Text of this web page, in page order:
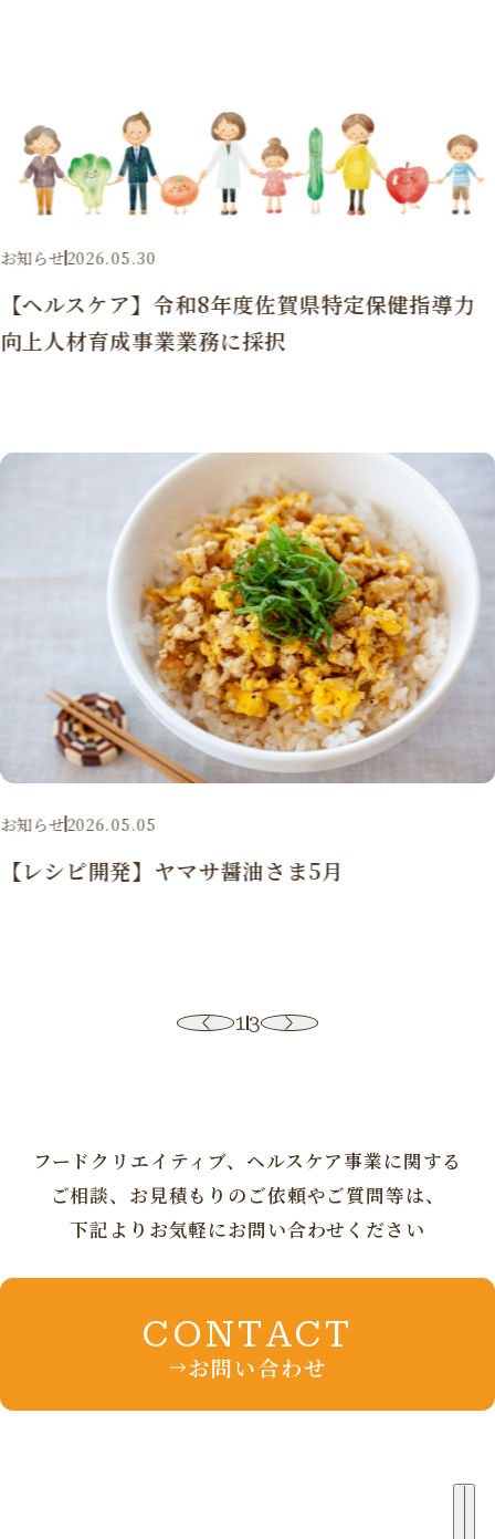
お知らせ2026.05.30
【ヘルスケア】令和8年度佐賀県特定保健指導力
向上人材育成事業業務に採択
お知らせ2026.05.05
【レシピ開発】ヤマサ醤油さま5月
13
フードクリエイティブ、ヘルスケア事業に関する
ご相談、お見積もりの ご依頼やご質問等は、
下記よりお気軽にお問い合わせください
CONTACT
お問い合わせ